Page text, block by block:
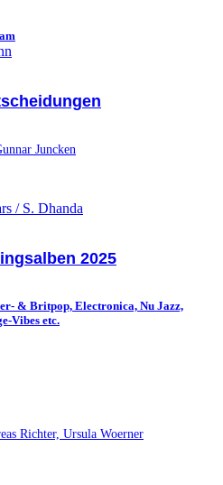
Juncken
/ S. Dhanda
2025
& Britpop, Electronica, Nu Jazz,
Vibes etc.
Richter, Ursula Woerner